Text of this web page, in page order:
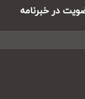
در خبرنامه